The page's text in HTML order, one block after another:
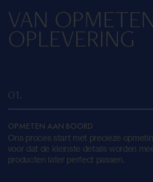
VAN
OPLEVERING
01.
OPMETEN AAN BOORD
Ons proces start met precieze
voor dat de kleinste details worden
producten later perfect passen.